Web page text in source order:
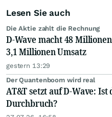
Lesen Sie auch
Die Aktie zahlt die Rechnung
D-Wave macht 48
3,1 Millionen Umsatz
gestern 13:29
Der Quantenboom wird real
AT&T setzt auf D-Wave:
Durchbruch?